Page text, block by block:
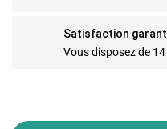
Satisfaction
Vous disposez de